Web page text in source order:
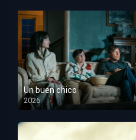
Un buen chico
2026
HD 1080p